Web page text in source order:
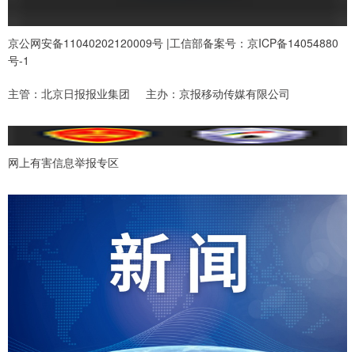
京公网安备11040202120009号 |工信部备案号：京ICP备14054880
号-1
主管：北京日报报业集团 主办：京报移动传媒有限公司
网上有害信息举报专区